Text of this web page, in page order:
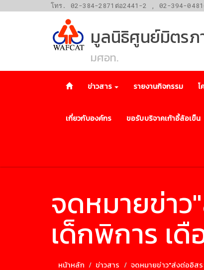
โทร. 02-384-2871ต่อ2441-2 , 02-394-0481
มูลนิธิศูนย์มิตรภ
มศอท.
ข่าวสาร รายงานกิจกรรม โ
เกี่ยวกับองค์กร ขอรับบริจาคเก้าอี้ล้อเข็น
จดหมายข่าว
เด็กพิการ เ
หน้าหลัก ข่าวสาร จดหมายข่าว"ส่งต่ออิสร